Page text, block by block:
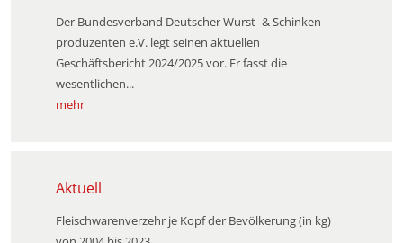
Der Bundesverband Deutscher Wurst- & Schinken­
produzenten e.V. legt seinen aktuellen
Geschäftsbericht 2024/2025 vor. Er fasst die
wesentlichen...
mehr
Aktuell
Fleischwarenverzehr je Kopf der Bevölkerung (in kg)